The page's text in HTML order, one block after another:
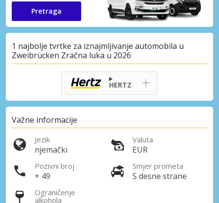
Pretraga
1 najbolje tvrtke za iznajmljivanje automobila u
Zweibrücken Zračna luka u 2026
HERTZ
Važne informacije
Jezik
njemački
Valuta
EUR
Pozivni broj
+ 49
Smjer prometa
S desne strane
Ograničenje
alkohola